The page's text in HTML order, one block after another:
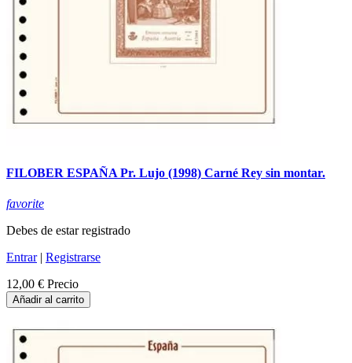
FILOBER ESPAÑA Pr. Lujo (1998) Carné Rey sin montar.
favorite
Debes de estar registrado
Entrar| Registrarse
12,00 € Precio
Añadir al carrito